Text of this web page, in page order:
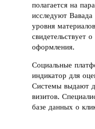
полагается на
исследуют Вавада
уровня
свидетельствует
оформления.
Социальные
индикатор для
Системы выдают
визитов.
базе данных о